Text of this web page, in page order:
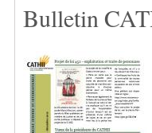
Bulletin